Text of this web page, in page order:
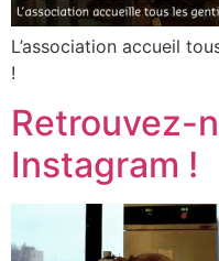
L’association accueil
!
Retrouvez-
Instagram !